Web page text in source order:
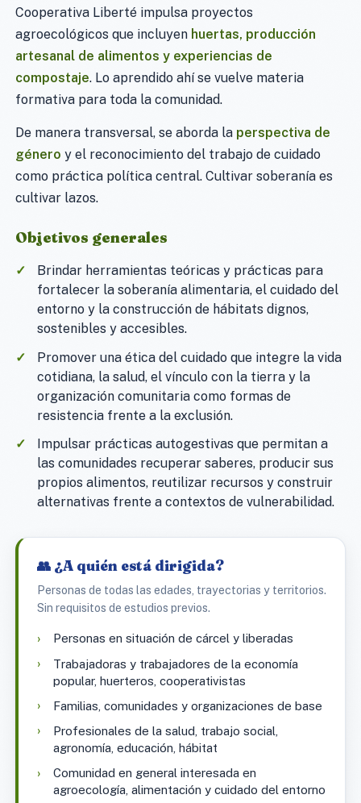
Cooperativa Liberté impulsa proyectos
agroecológicos que incluyen huertas, producción
artesanal de alimentos y experiencias de
compostaje. Lo aprendido ahí se vuelve materia
formativa para toda la comunidad.
De manera transversal, se aborda la perspectiva de
género y el reconocimiento del trabajo de cuidado
como práctica política central. Cultivar soberanía es
cultivar lazos.
Objetivos generales
Brindar herramientas teóricas y prácticas para
fortalecer la soberanía alimentaria, el cuidado del
entorno y la construcción de hábitats dignos,
sostenibles y accesibles.
Promover una ética del cuidado que integre la vida
cotidiana, la salud, el vínculo con la tierra y la
organización comunitaria como formas de
resistencia frente a la exclusión.
Impulsar prácticas autogestivas que permitan a
las comunidades recuperar saberes, producir sus
propios alimentos, reutilizar recursos y construir
alternativas frente a contextos de vulnerabilidad.
👥 ¿A quién está dirigida?
Personas de todas las edades, trayectorias y territorios.
Sin requisitos de estudios previos.
Personas en situación de cárcel y liberadas
Trabajadoras y trabajadores de la economía
popular, huerteros, cooperativistas
Familias, comunidades y organizaciones de base
Profesionales de la salud, trabajo social,
agronomía, educación, hábitat
Comunidad en general interesada en
agroecología, alimentación y cuidado del entorno